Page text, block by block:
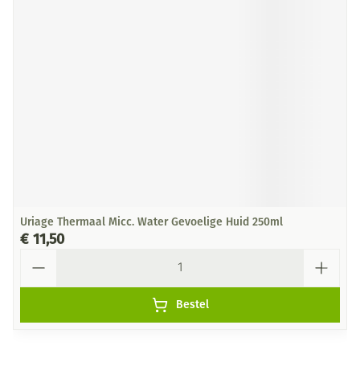
Uriage Thermaal Micc. Water Gevoelige Huid 250ml
€ 11,50
Bestel